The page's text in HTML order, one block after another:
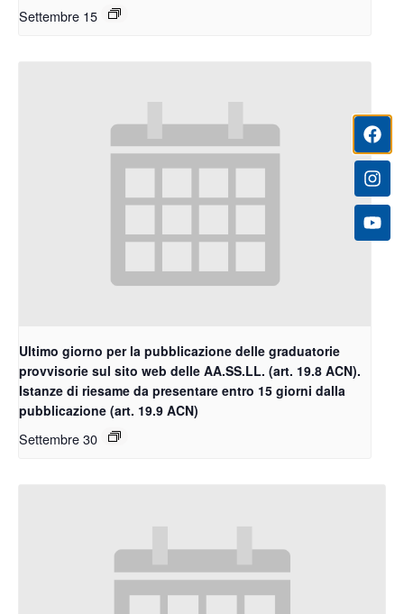
Settembre 15
Ultimo giorno per la pubblicazione delle graduatorie
provvisorie sul sito web delle AA.SS.LL. (art. 19.8 ACN).
Istanze di riesame da presentare entro 15 giorni dalla
pubblicazione (art. 19.9 ACN)
Settembre 30